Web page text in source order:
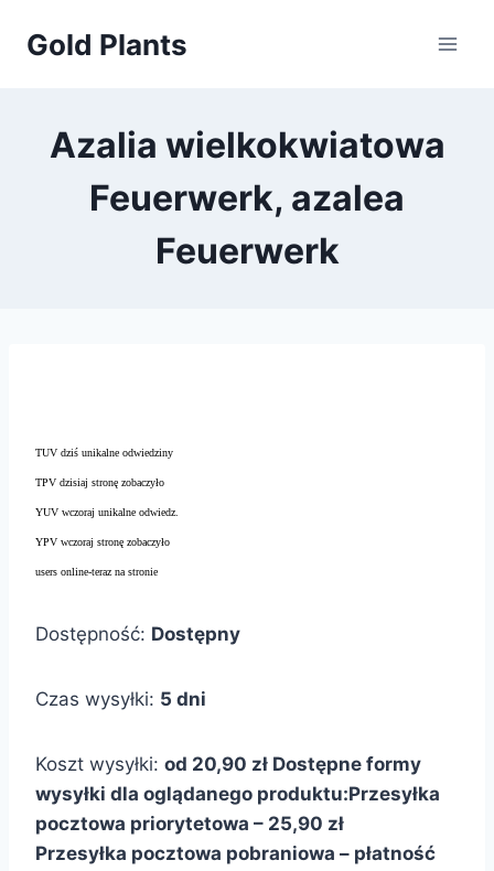
Gold Plants
Azalia wielkokwiatowa
Feuerwerk, azalea
Feuerwerk
TUV dziś unikalne odwiedziny
TPV dzisiaj stronę zobaczyło
YUV wczoraj unikalne odwiedz.
YPV wczoraj stronę zobaczyło
users online-teraz na stronie
Dostępność: Dostępny
Czas wysyłki: 5 dni
Koszt wysyłki: od 20,90 zł Dostępne formy
wysyłki dla oglądanego produktu:Przesyłka
pocztowa priorytetowa – 25,90 zł
Przesyłka pocztowa pobraniowa – płatność